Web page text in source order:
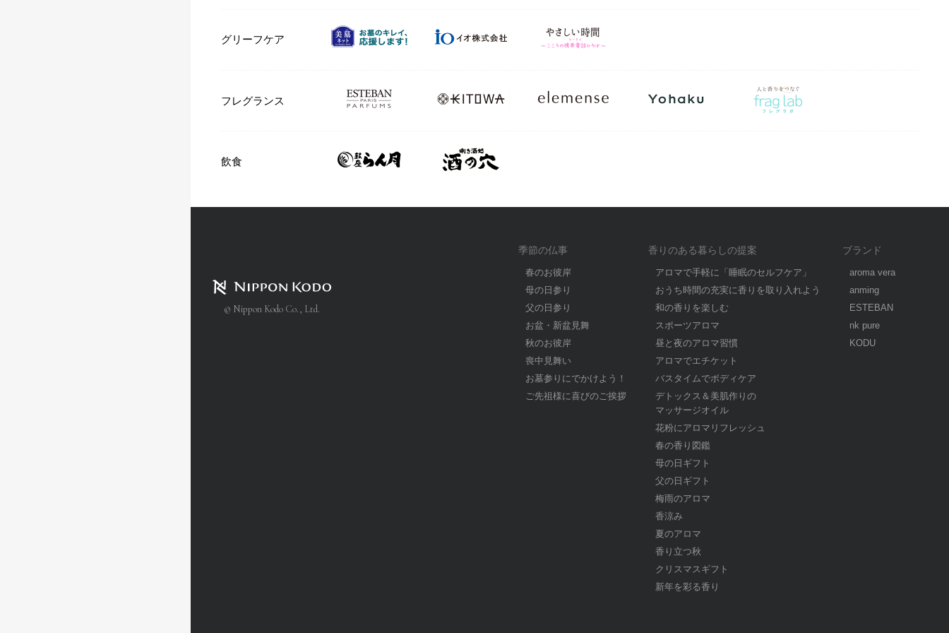
グリーフケア
フレグランス
飲食
© Nippon Kodo Co., Ltd.
季節の仏事
春のお彼岸
母の日参り
父の日参り
お盆・新盆見舞
秋のお彼岸
喪中見舞い
お墓参りにでかけよう！
ご先祖様に喜びのご挨拶
香りのある暮らしの提案
アロマで手軽に「睡眠のセルフケア」
おうち時間の充実に香りを取り入れよう
和の香りを楽しむ
スポーツアロマ
昼と夜のアロマ習慣
アロマでエチケット
バスタイムでボディケア
デトックス＆美肌作りの
マッサージオイル
花粉にアロマリフレッシュ
春の香り図鑑
母の日ギフト
父の日ギフト
梅雨のアロマ
香涼み
夏のアロマ
香り立つ秋
クリスマスギフト
新年を彩る香り
ブランド
aroma vera
anming
ESTEBAN
nk pure
KODU